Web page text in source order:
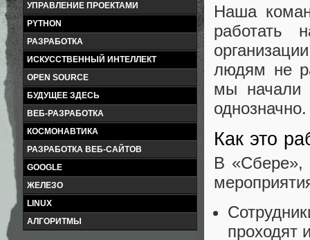
УПРАВЛЕНИЕ ПРОЕКТАМИ
PYTHON
РАЗРАБОТКА
ИСКУССТВЕННЫЙ ИНТЕЛЛЕКТ
OPEN SOURCE
БУДУЩЕЕ ЗДЕСЬ
ВЕБ-РАЗРАБОТКА
КОСМОНАВТИКА
РАЗРАБОТКА ВЕБ-САЙТОВ
GOOGLE
ЖЕЛЕЗО
LINUX
АЛГОРИТМЫ
Наша
работать
людям не
мы начали
однозначно.
Как это
В «Сбере»,
проходят